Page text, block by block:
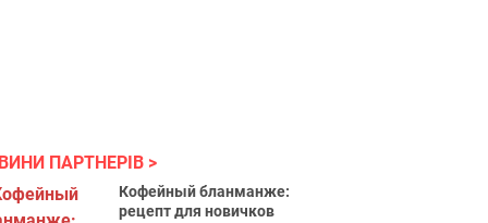
ПАРТНЕРІВ
Кофейный бланманже:
рецепт для новичков